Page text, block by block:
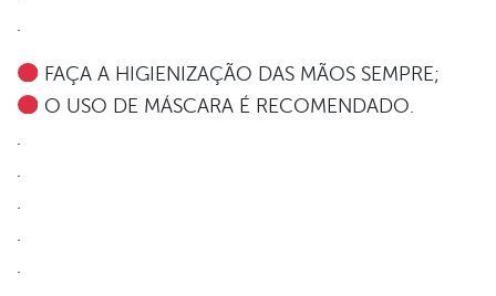
FAÇA A HIGIENIZAÇÃO DAS MÃOS SEMPRE;
O USO DE MÁSCARA É RECOMENDADO.